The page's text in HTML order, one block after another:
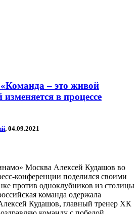
– это живой
в процессе
, 04.09.2021
Москва Алексей Кудашов во
конференции поделился своими
против одноклубников из столицы
команда одержала
Кудашов, главный тренер ХК